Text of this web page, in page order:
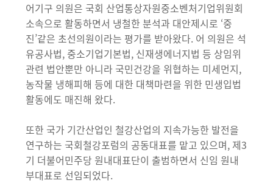
어기구 의원은 국회 산업통상자원중소벤처기업위원회
소속으로 활동하면서 냉철한 분석과 대안제시로 ‘중
진’같은 초선의원이라는 평가를 받아왔다. 어 의원은 석
유공사법, 중소기업기본법, 신재생에너지법 등 상임위
관련 법안뿐만 아니라 국민건강을 위협하는 미세먼지,
농작물 냉해피해 등에 대한 대책마련을 위한 민생입법
활동에도 매진해 왔다.
또한 국가 기간산업인 철강산업의 지속가능한 발전을
연구하는 국회철강포럼의 공동대표를 맡고 있으며, 제3
기 더불어민주당 원내대표단이 출범하면서 신임 원내
부대표로 선임되었다.